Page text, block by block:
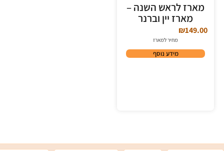
מארז לראש השנה –
מארז יין וברנר
₪149.00
מחיר למארז
מידע נוסף